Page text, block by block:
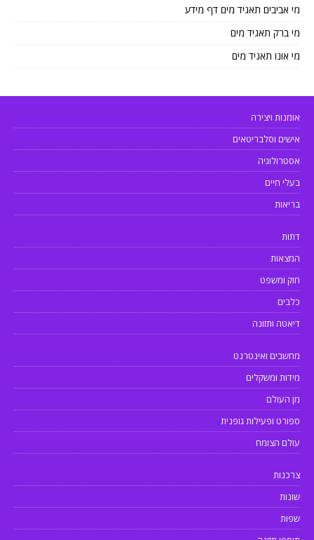
מי אביבים תאגיד מים דף מידע
מי ברק תאגיד מים
מי אונו תאגיד מים
אומנות ויצירה
אישים וסלבריטאים
אסטרולוגיה
בעלי חיים
בריאות
דתות
המצאות
חוק ומשפט
כלבים
דיאטה ותזונה
מחשבים ואינטרנט
מידות ומשקלים
מן העולם
ספורט ופעילות גופנית
עולם הצומח
צרכנות
שונות
שפות